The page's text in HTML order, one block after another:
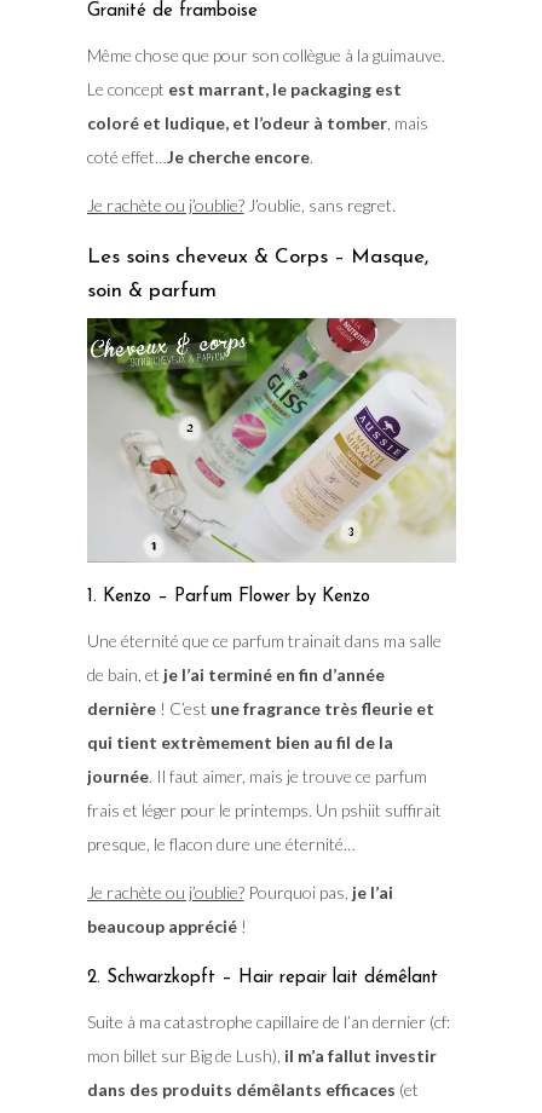
Granité de framboise
Même chose que pour son collègue à la guimauve.
Le concept est marrant, le packaging est
coloré et ludique, et l’odeur à tomber, mais
coté effet…Je cherche encore.
Je rachète ou j’oublie?J’oublie, sans regret.
Les soins cheveux & Corps – Masque,
soin & parfum
1. Kenzo – Parfum Flower by Kenzo
Une éternité que ce parfum trainait dans ma salle
de bain, et je l’ai terminé en fin d’année
dernière! C’est une fragrance très fleurie et
qui tient extrèmement bien au fil de la
journée. Il faut aimer, mais je trouve ce parfum
frais et léger pour le printemps. Un pshiit suffirait
presque, le flacon dure une éternité…
Je rachète ou j’oublie?Pourquoi pas, je l’ai
beaucoup apprécié!
2. Schwarzkopft – Hair repair lait démêlant
Suite à ma catastrophe capillaire de l’an dernier (cf:
mon billet sur Big de Lush), il m’a fallut investir
dans des produits démêlants efficaces (et